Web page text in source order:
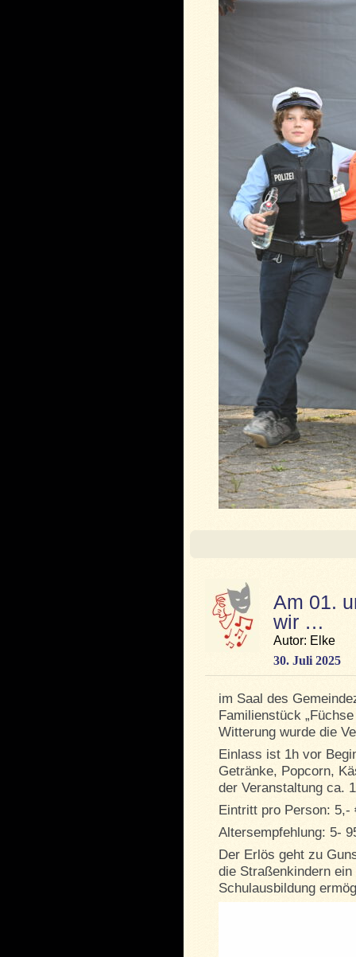
Am 01.
wir …
Autor: Elke
30. Juli 2025
im Saal des
Familienstück
Witterung wurde die
Einlass ist 1h vor
Getränke, Popcorn,
der Veranstaltung ca.
Eintritt pro Person: 5,-
Altersempfehlung: 5-
Der Erlös geht zu
die Straßenkindern
Schulausbildung